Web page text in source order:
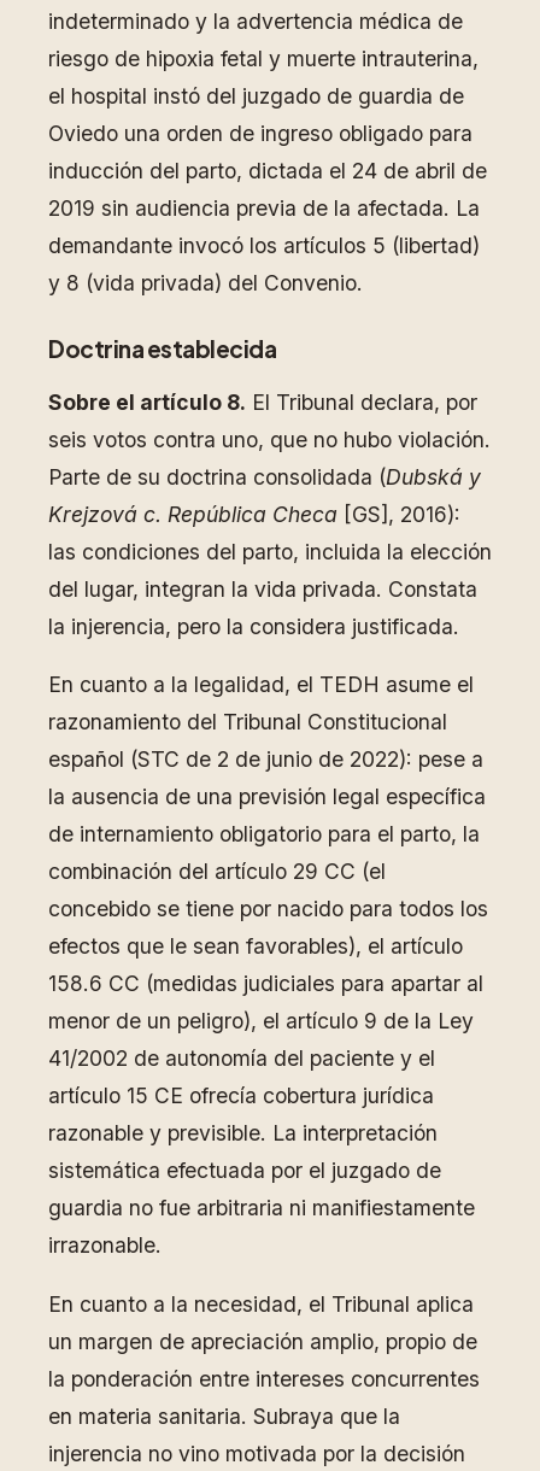
indeterminado y la advertencia médica de
riesgo de hipoxia fetal y muerte intrauterina,
el hospital instó del juzgado de guardia de
Oviedo una orden de ingreso obligado para
inducción del parto, dictada el 24 de abril de
2019 sin audiencia previa de la afectada. La
demandante invocó los artículos 5 (libertad)
y 8 (vida privada) del Convenio.
Doctrina establecida
Sobre el artículo 8. El Tribunal declara, por
seis votos contra uno, que no hubo violación.
Parte de su doctrina consolidada (Dubská y
Krejzová c. República Checa [GS], 2016):
las condiciones del parto, incluida la elección
del lugar, integran la vida privada. Constata
la injerencia, pero la considera justificada.
En cuanto a la legalidad, el TEDH asume el
razonamiento del Tribunal Constitucional
español (STC de 2 de junio de 2022): pese a
la ausencia de una previsión legal específica
de internamiento obligatorio para el parto, la
combinación del artículo 29 CC (el
concebido se tiene por nacido para todos los
efectos que le sean favorables), el artículo
158.6 CC (medidas judiciales para apartar al
menor de un peligro), el artículo 9 de la Ley
41/2002 de autonomía del paciente y el
artículo 15 CE ofrecía cobertura jurídica
razonable y previsible. La interpretación
sistemática efectuada por el juzgado de
guardia no fue arbitraria ni manifiestamente
irrazonable.
En cuanto a la necesidad, el Tribunal aplica
un margen de apreciación amplio, propio de
la ponderación entre intereses concurrentes
en materia sanitaria. Subraya que la
injerencia no vino motivada por la decisión